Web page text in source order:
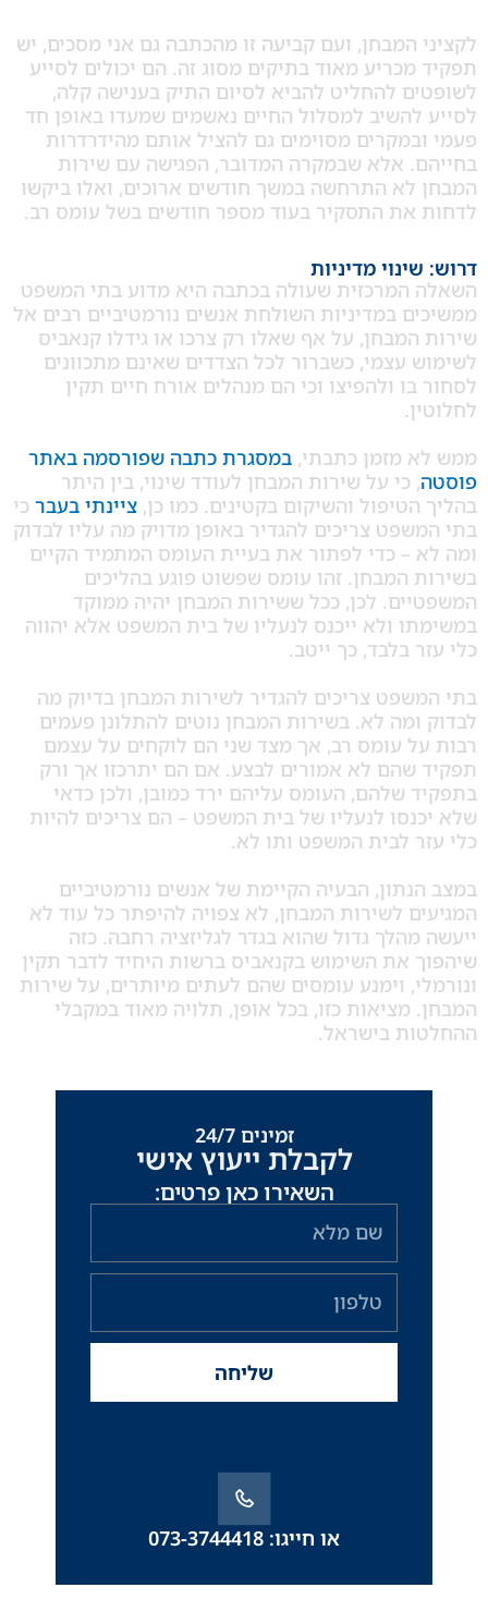
המבחן, ועם קביעה זו מהכתבה גם אני מסכים, יש
מאוד בתיקים מסוג זה. הם יכולים לסייע
להחליט להביא לסיום התיק בענישה קלה,
למסלול החיים נאשמים שמעדו באופן חד
מסוימים גם להציל אותם מהידרדרות
אלא שבמקרה המדובר, הפגישה עם שירות
התרחשה במשך חודשים ארוכים, ואלו ביקשו
התסקיר בעוד מספר חודשים בשל עומס רב.
מדיניות
שעולה בכתבה היא מדוע בתי המשפט
במדיניות השולחת אנשים נורמטיביים רבים אל
על אף שאלו רק צרכו או גידלו קנאביס
עצמי, כשברור לכל הצדדים שאינם מתכוונים
ולהפיצו וכי הם מנהלים אורח חיים תקין
מזמן כתבתי, במסגרת כתבה שפורסמה באתר
, כי על שירות המבחן לעודד שינוי, בין היתר
והשיקום בקטינים. כמו כן,ציינתי בעברכי
צריכים להגדיר באופן מדויק מה עליו לבדוק
– כדי לפתור את בעיית העומס המתמיד הקיים
המבחן. זהו עומס שפשוט פוגע בהליכים
לכן, ככל ששירות המבחן יהיה ממוקד
ולא ייכנס לנעליו של בית המשפט אלא יהווה
בלבד, כך ייטב.
צריכים להגדיר לשירות המבחן בדיוק מה
לא. בשירות המבחן נוטים להתלונן פעמים
עומס רב, אך מצד שני הם לוקחים על עצמם
לא אמורים לבצע. אם הם יתרכזו אך ורק
שלהם, העומס עליהם ירד כמובן, ולכן כדאי
לנעליו של בית המשפט – הם צריכים להיות
לבית המשפט ותו לא.
הבעיה הקיימת של אנשים נורמטיביים
לשירות המבחן, לא צפויה להיפתר כל עוד לא
גדול שהוא בגדר לגליזציה רחבה. כזה
את השימוש בקנאביס ברשות היחיד לדבר תקין
וימנע עומסים שהם לעתים מיותרים, על שירות
כזו, בכל אופן, תלויה מאוד במקבלי
בישראל.
לקבלת ייעוץ אישי
השאירו כאן פרטים:
או חייגו: 073-3744418